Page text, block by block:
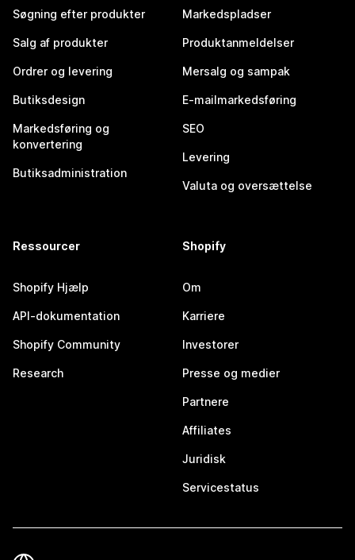
Søgning efter produkter
Salg af produkter
Ordrer og levering
Butiksdesign
Markedsføring og
konvertering
Butiksadministration
Markedspladser
Produktanmeldelser
Mersalg og sampak
E-mailmarkedsføring
SEO
Levering
Valuta og oversættelse
Ressourcer
Shopify Hjælp
API-dokumentation
Shopify Community
Research
Shopify
Om
Karriere
Investorer
Presse og medier
Partnere
Affiliates
Juridisk
Servicestatus